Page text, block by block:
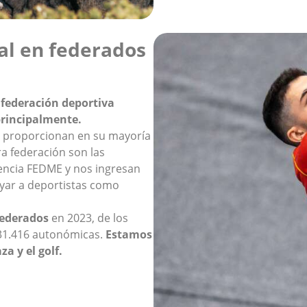
en federados
deportiva
en su mayoría
federación son las
FEDME y nos ingresan
a deportistas como
en 2023, de los
autonómicas. Estamos
y el golf.